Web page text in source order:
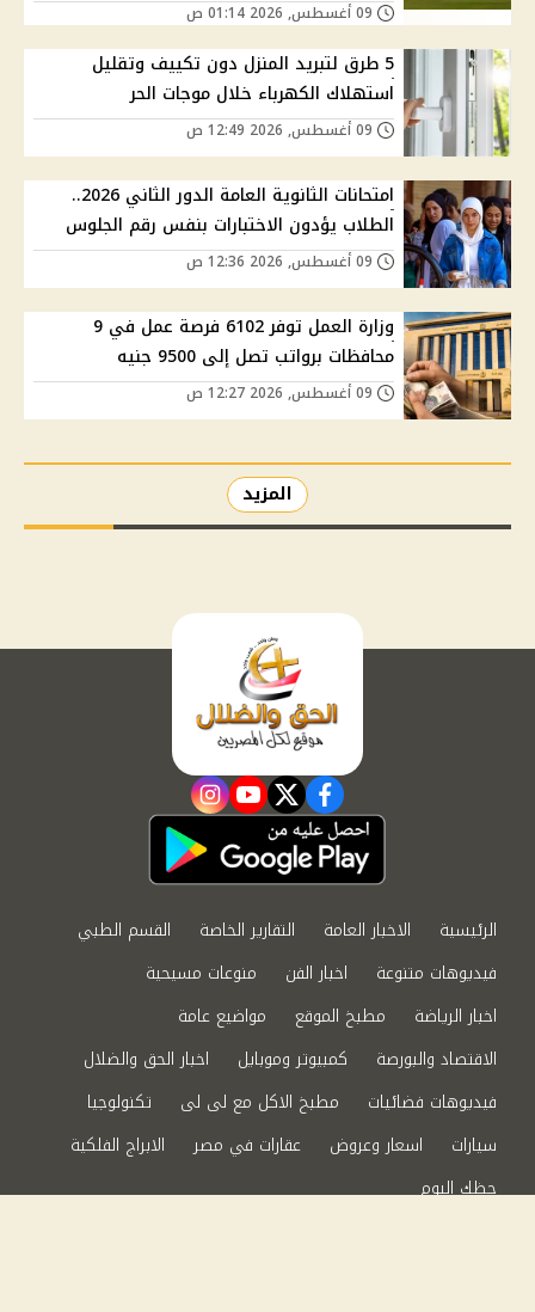
5 طرق لتبريد المنزل دون تكييف وتقليل
استهلاك الكهرباء خلال موجات الحر
امتحانات الثانوية العامة الدور الثاني 2026..
الطلاب يؤدون الاختبارات بنفس رقم الجلوس
وزارة العمل توفر 6102 فرصة عمل في 9
محافظات برواتب تصل إلى 9500 جنيه
المزيد
facebook
twitter
youtube
instagram
الرئيسية الاخبار العامة التقارير الخاصة
القسم الطبي
فيديوهات متنوعة
اخبار الفن
منوعات مسيحية
اخبار الرياضة
مطبخ الموقع
مواضيع عامة
الاقتصاد والبورصة
كمبيوتر وموبايل
اخبار الحق والضلال
فيديوهات فضائيات
مطبخ الاكل مع لى لى
تكنولوجيا
سيارات
اسعار وعروض عقارات في مصر
الابراج الفلكية
حظك اليوم